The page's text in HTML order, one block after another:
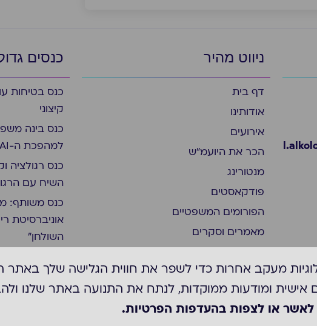
ניווט מהיר
דף בית
אודותינו
אירועים
הכר את היועמ״ש
מנטורינג
פודקאסטים
הפורומים המשפטיים
מאמרים וסקרים
צור קשר
ACC Global
כנסים
כנס בטיחות
קיצוני
כנס בינה
למהפכת ה-AI
כנס רגולציה
השיח עם
כנס משותף:
אוניברסיטת
השולחן"
מעקב אחרות כדי לשפר את חווית הגלישה שלך באתר
אישית ומודעות ממוקדות, לנתח את התנועה באתר שלנו
לאשר או לצפות בהעדפות הפרטיות.